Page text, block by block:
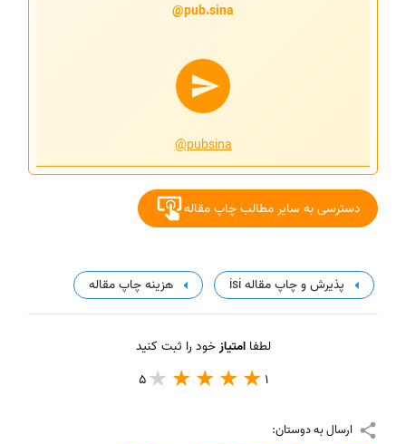
pub.sina@
@pubsina
دسترسی به سایر مطالب چاپ مقاله
پذیرش و چاپ مقاله isi هزینه چاپ مقاله
لطفاامتیازخود را ثبت کنید
1
5
ارسال به دوستان: